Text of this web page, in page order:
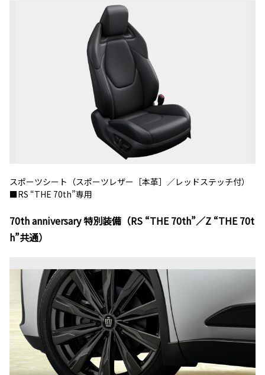
スポーツシート（スポーツレザー［本革］／レッドステッチ付）
■RS “THE 70th”専用
70th anniversary 特別装備（RS “THE 70th”／Z “THE 70t
h”共通）